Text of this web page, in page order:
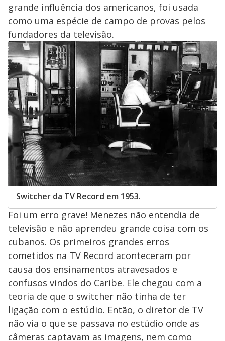
grande influência dos americanos, foi usada
como uma espécie de campo de provas pelos
fundadores da televisão.
Switcher da TV Record em 1953.
Foi um erro grave! Menezes não entendia de
televisão e não aprendeu grande coisa com os
cubanos. Os primeiros grandes erros
cometidos na TV Record aconteceram por
causa dos ensinamentos atravesados e
confusos vindos do Caribe. Ele chegou com a
teoria de que o switcher não tinha de ter
ligação com o estúdio. Então, o diretor de TV
não via o que se passava no estúdio onde as
câmeras captavam as imagens, nem como